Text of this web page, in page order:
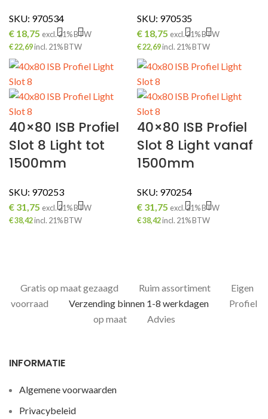
SKU: 970534
€ 18,75 excl. 21% BTW
€22,69incl. 21% BTW
SKU: 970535
€ 18,75 excl. 21% BTW
€22,69incl. 21% BTW
40×80 ISB Profiel
Slot 8 Light tot
1500mm
SKU: 970253
€ 31,75 excl. 21% BTW
€38,42incl. 21% BTW
40×80 ISB Profiel
Slot 8 Light vanaf
1500mm
SKU: 970254
€ 31,75 excl. 21% BTW
€38,42incl. 21% BTW
Gratis op maat gezaagd Ruim assortiment
Eigen
voorraad
Verzending binnen 1-8 werkdagen
Profiel
op maat
Advies
INFORMATIE
Algemene voorwaarden
Privacybeleid